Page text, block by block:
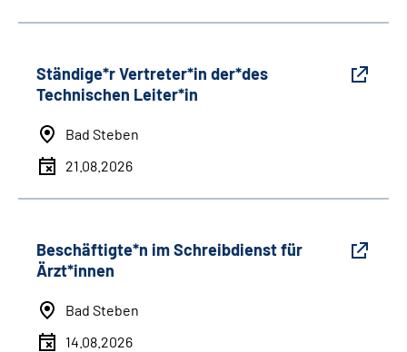
Ständige*r Vertreter*in der*des
Technischen Leiter*in
Bad Steben
21.08.2026
Beschäftigte*n im Schreibdienst für
Ärzt*innen
Bad Steben
14.08.2026